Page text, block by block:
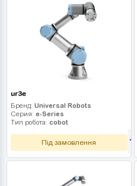
ur3e
Бренд: Universal Robots
Серия: e-Series
Тип робота: cobot
Під замовлення 1